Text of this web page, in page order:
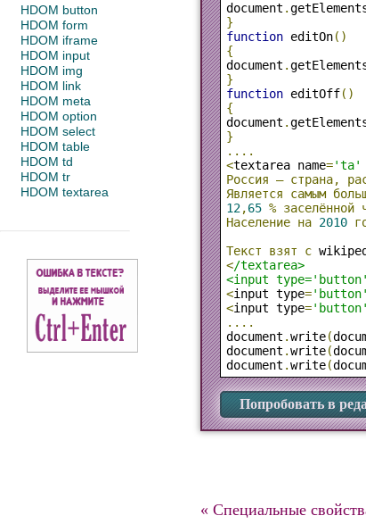
HDOM button
HDOM form
HDOM iframe
HDOM input
HDOM img
HDOM link
HDOM meta
HDOM option
HDOM select
HDOM table
HDOM td
HDOM tr
HDOM textarea
document .
}
function editOn()
{
document .
}
function editOff()
{
document .
}
....
<textarea name='ta'
Россия — страна,
Является
самым
12,65 % заселённой
Население на 2010
Текст
взят с
</textarea>
<input
<input type='button'
<input type='button'
....
document .write(
document .write(
document .write(
Попробовать в
« Специальные